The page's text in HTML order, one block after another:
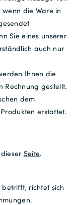
die Ware in
Sie eines unserer
auch nur
Ihnen die
Rechnung gestellt.
dem
erstattet.
Seite.
richtet sich